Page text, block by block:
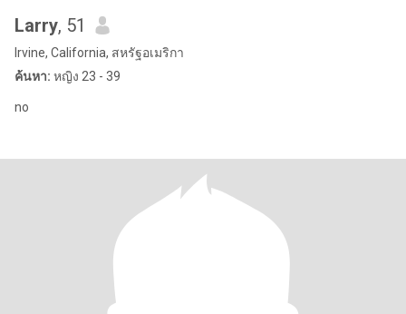
Larry, 51
Irvine, California, สหรัฐอเมริกา
ค้นหา: หญิง 23 - 39
no